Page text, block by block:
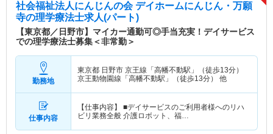
社会福祉法人にんじんの会 デイホームにんじん・万願
寺の理学療法士求人(パート)
【東京都／日野市】マイカー通勤可◎手当充実！デイサービス
での理学療法士募集＜非常勤＞
勤務地
東京都 日野市 京王線「高幡不動駅」（徒歩13分）
京王動物園線「高幡不動駅」（徒歩13分） 他
仕事内容
【仕事内容】 ■デイサービスのご利用者様へのリハ
ビリ業務全般 介護ロボット、福…